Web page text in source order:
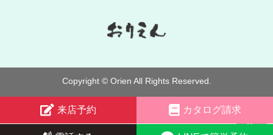
Copyright © Orien All Rights Reserved.
来店予約 カタログ請求